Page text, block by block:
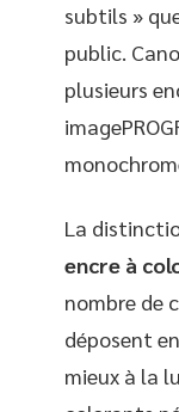
subtils »
public.
plusieurs
La
encre à
nombre de
déposent
mieux à la